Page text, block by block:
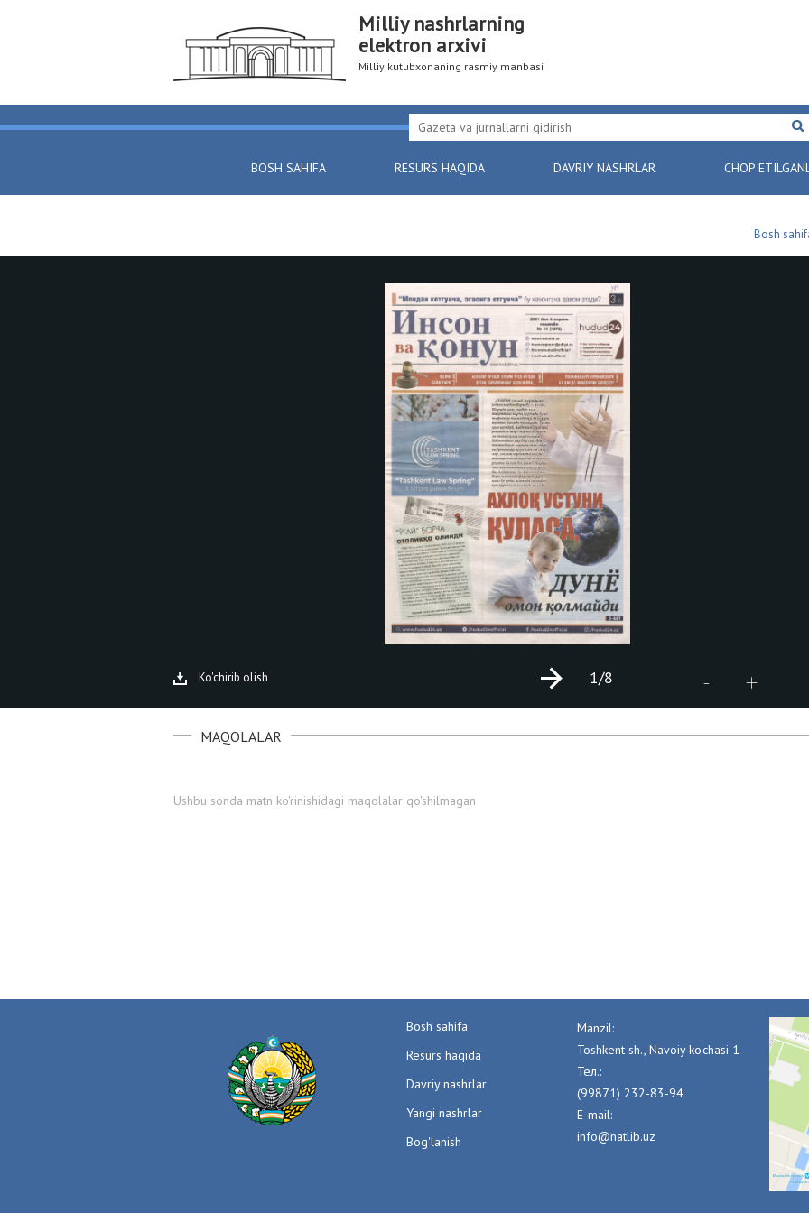
Milliy nashrlarning
elektron arxivi
Milliy kutubxonaning rasmiy manbasi
BOSH SAHIFA RESURS HAQIDA DAVRIY NASHRLAR CHOP
Bosh
Ko'chirib olish - +
1/8
MAQOLALAR
Ushbu sonda matn ko'rinishidagi maqolalar qo'shilmagan
Bosh sahifa
Resurs haqida
Davriy nashrlar
Yangi nashrlar
Bog'lanish
Manzil:
Toshkent sh., Navoiy ko'chasi 1
Тел.:
(99871) 232-83-94
E-mail:
info@natlib.uz